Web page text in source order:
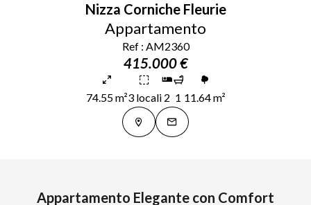
Nizza Corniche Fleurie
Appartamento
Ref : AM2360
415.000 €
74.55 m²3 locali 2 1 11.64 m²
Appartamento Elegante con Comfort